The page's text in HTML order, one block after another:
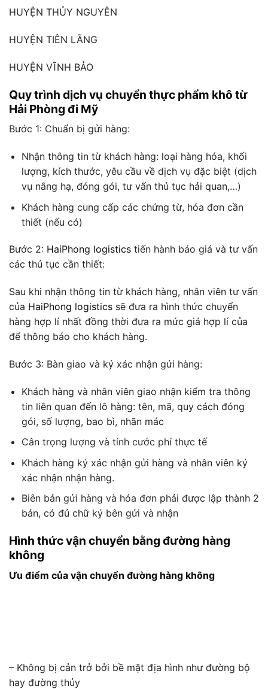
HUYỆN THỦY NGUYÊN
HUYỆN TIÊN LÃNG
HUYỆN VĨNH BẢO
Quy trình dịch vụ chuyển thực phẩm khô từ
Hải Phòng đi Mỹ
Bước 1: Chuẩn bị gửi hàng:
Nhận thông tin từ khách hàng: loại hàng hóa, khối
lượng, kích thước, yêu cầu về dịch vụ đặc biệt (dịch
vụ nâng hạ, đóng gói, tư vấn thủ tục hải quan,…)
Khách hàng cung cấp các chứng từ, hóa đơn cần
thiết (nếu có)
Bước 2: HaiPhong logistics tiến hành báo giá và tư vấn
các thủ tục cần thiết:
Sau khi nhận thông tin từ khách hàng, nhân viên tư vấn
của HaiPhong logistics sẽ đưa ra hình thức chuyển
hàng hợp lí nhất đồng thời đưa ra mức giá hợp lí của
để thông báo cho khách hàng.
Bước 3: Bàn giao và ký xác nhận gửi hàng:
Khách hàng và nhân viên giao nhận kiểm tra thông
tin liên quan đến lô hàng: tên, mã, quy cách đóng
gói, số lượng, bao bì, nhãn mác
Cân trọng lượng và tính cước phí thực tế
Khách hàng ký xác nhận gửi hàng và nhân viên ký
xác nhận nhận hàng.
Biên bản gửi hàng và hóa đơn phải được lập thành 2
bản, có đủ chữ ký bên gửi và nhận
Hình thức vận chuyển bằng đường hàng
không
Ưu điểm của vận chuyển đường hàng không
– Không bị cản trở bởi bề mặt địa hình như đường bộ
hay đường thủy